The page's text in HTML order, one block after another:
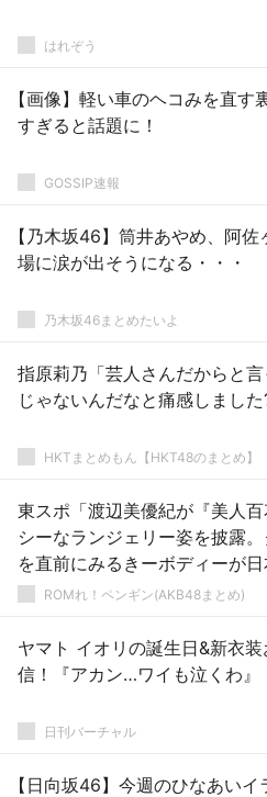
はれぞう
【画像】軽い車のヘコみを直す
すぎると話題に！
GOSSIP速報
【乃木坂46】筒井あやめ、阿佐
場に涙が出そうになる・・・
乃木坂46まとめたいよ
指原莉乃「芸人さんだからと
じゃないんだなと痛感しました
HKTまとめもん【HKT48のまとめ】
東スポ「渡辺美優紀が『美人百
シーなランジェリー姿を披露
を直前にみるきーボディーが
そうだ。」
ROMれ！ペンギン(AKB48まとめ)
ヤマト イオリの誕生日&新衣
信！『アカン…ワイも泣くわ』
日刊バーチャル
【日向坂46】今週のひなあいイ